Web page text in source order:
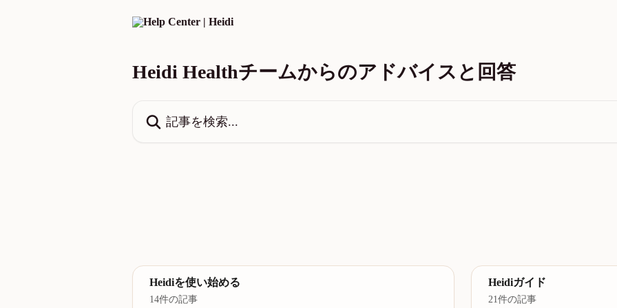
Heidi Healthチームからのアドバイスと回答
Heidiを使い始める
14件の記事
Heidiガイド
21件の記事